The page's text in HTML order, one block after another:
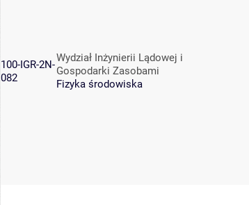
100-IGR-2N-
082
Wydział Inżynierii Lądowej i
Gospodarki Zasobami
Fizyka środowiska